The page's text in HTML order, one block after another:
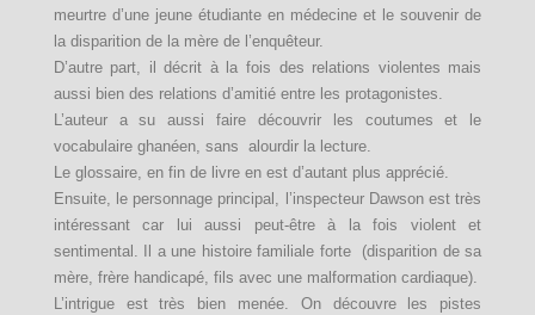
meurtre d’une jeune étudiante en médecine et le souvenir de
la disparition de la mère de l’enquêteur.
D’autre part, il décrit à la fois des relations violentes mais
aussi bien des relations d’amitié entre les protagonistes.
L’auteur a su aussi faire découvrir les coutumes et le
vocabulaire ghanéen, sans alourdir la lecture.
Le glossaire, en fin de livre en est d’autant plus apprécié.
Ensuite, le personnage principal, l’inspecteur Dawson est très
intéressant car lui aussi peut-être à la fois violent et
sentimental. Il a une histoire familiale forte (disparition de sa
mère, frère handicapé, fils avec une malformation cardiaque).
L’intrigue est très bien menée. On découvre les pistes